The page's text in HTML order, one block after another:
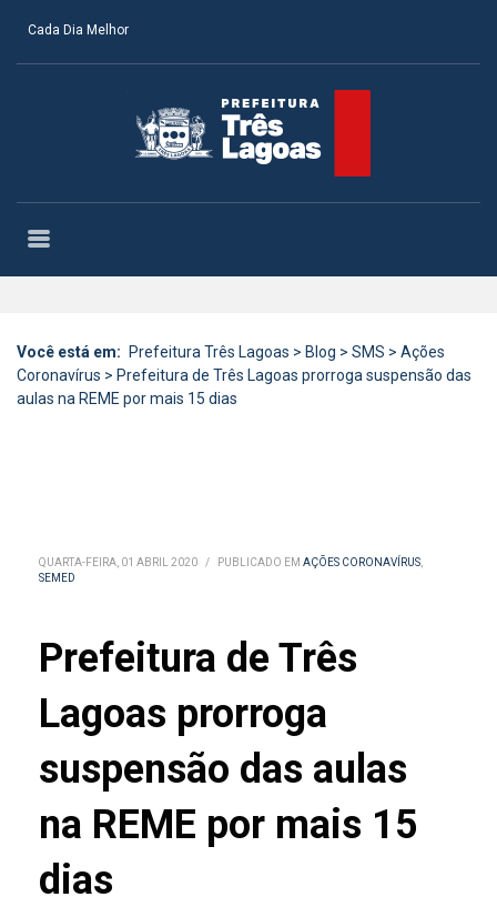
Cada Dia Melhor
Você está em: Prefeitura Três Lagoas > Blog > SMS > Ações
Coronavírus > Prefeitura de Três Lagoas prorroga suspensão das
aulas na REME por mais 15 dias
QUARTA-FEIRA, 01 ABRIL 2020 / PUBLICADO EM AÇÕES CORONAVÍRUS,
SEMED
Prefeitura de Três
Lagoas prorroga
suspensão das aulas
na REME por mais 15
dias